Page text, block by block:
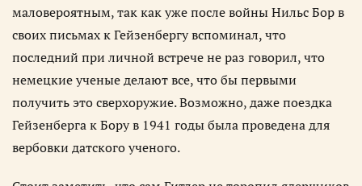
маловероятным, так как уже после войны Нильс Бор в
своих письмах к Гейзенбергу вспоминал, что
последний при личной встрече не раз говорил, что
немецкие ученые делают все, что бы первыми
получить это сверхоружие. Возможно, даже поездка
Гейзенберга к Бору в 1941 годы была проведена для
вербовки датского ученого.